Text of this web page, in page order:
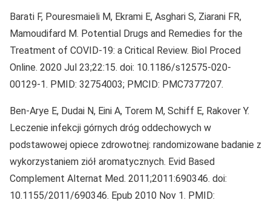
Barati F, Pouresmaieli M, Ekrami E, Asghari S, Ziarani FR,
Mamoudifard M. Potential Drugs and Remedies for the
Treatment of COVID-19: a Critical Review. Biol Proced
Online. 2020 Jul 23;22:15. doi: 10.1186/s12575-020-
00129-1. PMID: 32754003; PMCID: PMC7377207.
Ben-Arye E, Dudai N, Eini A, Torem M, Schiff E, Rakover Y.
Leczenie infekcji górnych dróg oddechowych w
podstawowej opiece zdrowotnej: randomizowane badanie z
wykorzystaniem ziół aromatycznych. Evid Based
Complement Alternat Med. 2011;2011:690346. doi:
10.1155/2011/690346. Epub 2010 Nov 1. PMID: